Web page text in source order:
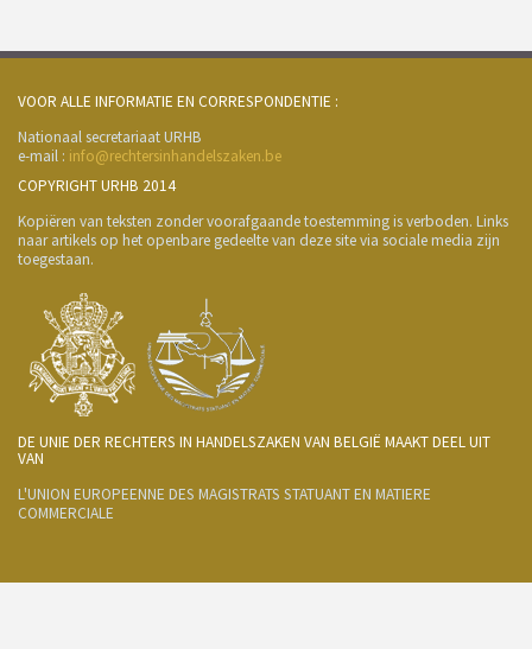
VOOR ALLE INFORMATIE EN CORRESPONDENTIE :
Nationaal secretariaat URHB
e-mail : info@rechtersinhandelszaken.be
COPYRIGHT URHB 2014
Kopiëren van teksten zonder voorafgaande toestemming is verboden. Links
naar artikels op het openbare gedeelte van deze site via sociale media zijn
toegestaan.
DE UNIE DER RECHTERS IN HANDELSZAKEN VAN BELGIË MAAKT DEEL UIT
VAN
L'UNION EUROPEENNE DES MAGISTRATS STATUANT EN MATIERE
COMMERCIALE